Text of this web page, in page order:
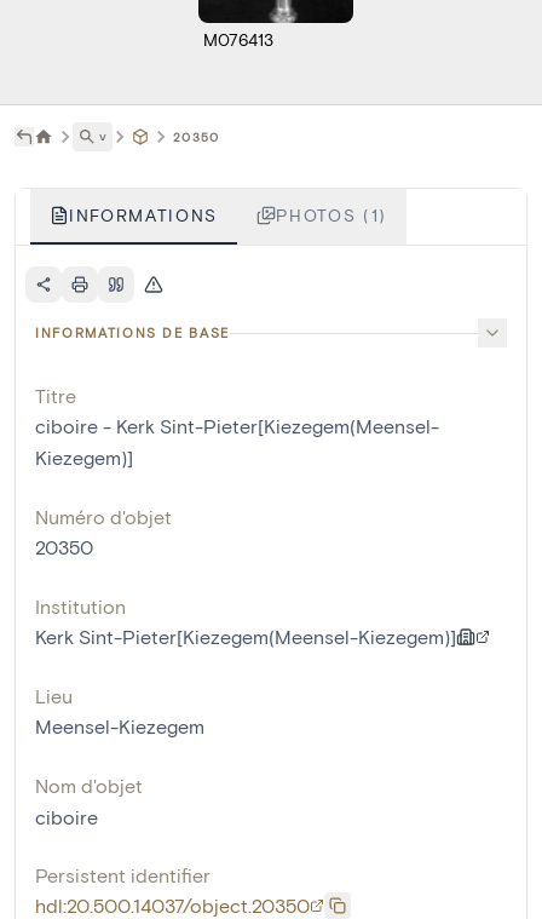
M076413
˅ 20350
INFORMATIONS PHOTOS (1)
INFORMATIONS DE BASE
Titre
ciboire - Kerk Sint-Pieter[Kiezegem(Meensel-
Kiezegem)]
Numéro d'objet
20350
Institution
Kerk Sint-Pieter[Kiezegem(Meensel-Kiezegem)]
Lieu
Meensel-Kiezegem
Nom d'objet
ciboire
Persistent identifier
hdl:20.500.14037/object.20350